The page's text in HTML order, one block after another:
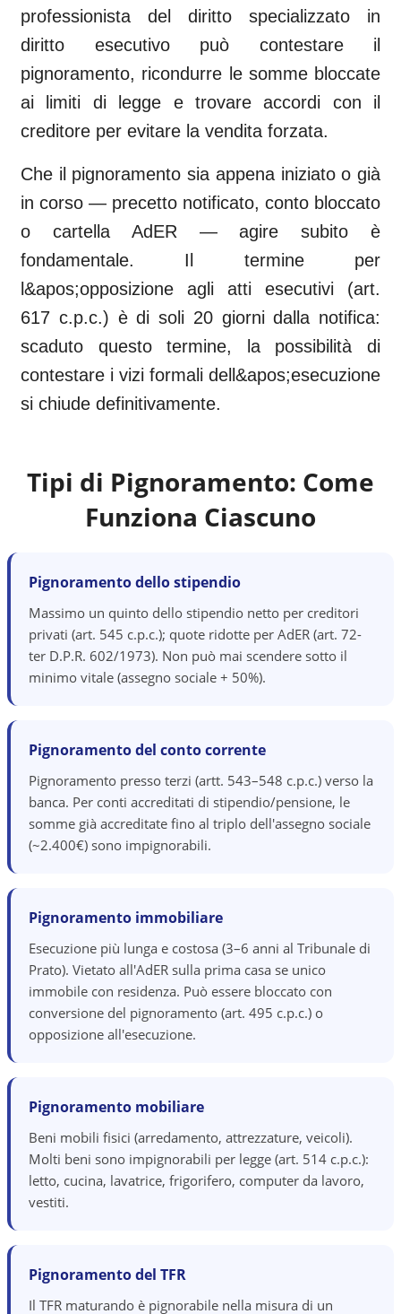
professionista del diritto specializzato in
diritto esecutivo può contestare il
pignoramento, ricondurre le somme bloccate
ai limiti di legge e trovare accordi con il
creditore per evitare la vendita forzata.
Che il pignoramento sia appena iniziato o già
in corso — precetto notificato, conto bloccato
o cartella AdER — agire subito è
fondamentale. Il termine per
l&apos;opposizione agli atti esecutivi (art.
617 c.p.c.) è di soli 20 giorni dalla notifica:
scaduto questo termine, la possibilità di
contestare i vizi formali dell&apos;esecuzione
si chiude definitivamente.
Tipi di Pignoramento: Come
Funziona Ciascuno
Pignoramento dello stipendio
Massimo un quinto dello stipendio netto per creditori
privati (art. 545 c.p.c.); quote ridotte per AdER (art. 72-
ter D.P.R. 602/1973). Non può mai scendere sotto il
minimo vitale (assegno sociale + 50%).
Pignoramento del conto corrente
Pignoramento presso terzi (artt. 543–548 c.p.c.) verso la
banca. Per conti accreditati di stipendio/pensione, le
somme già accreditate fino al triplo dell'assegno sociale
(~2.400€) sono impignorabili.
Pignoramento immobiliare
Esecuzione più lunga e costosa (3–6 anni al Tribunale di
Prato). Vietato all'AdER sulla prima casa se unico
immobile con residenza. Può essere bloccato con
conversione del pignoramento (art. 495 c.p.c.) o
opposizione all'esecuzione.
Pignoramento mobiliare
Beni mobili fisici (arredamento, attrezzature, veicoli).
Molti beni sono impignorabili per legge (art. 514 c.p.c.):
letto, cucina, lavatrice, frigorifero, computer da lavoro,
vestiti.
Pignoramento del TFR
Il TFR maturando è pignorabile nella misura di un